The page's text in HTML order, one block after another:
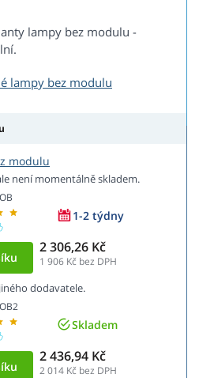
lampy bez modulu -
lampy bez modulu
modulu
není momentálně skladem.
1-2 týdny
2 306,26 Kč
1 906 Kč bez DPH
dodavatele.
Skladem
2 436,94 Kč
2 014 Kč bez DPH